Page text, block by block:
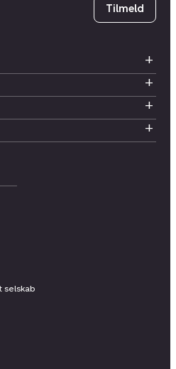
Tilmeld
selskab